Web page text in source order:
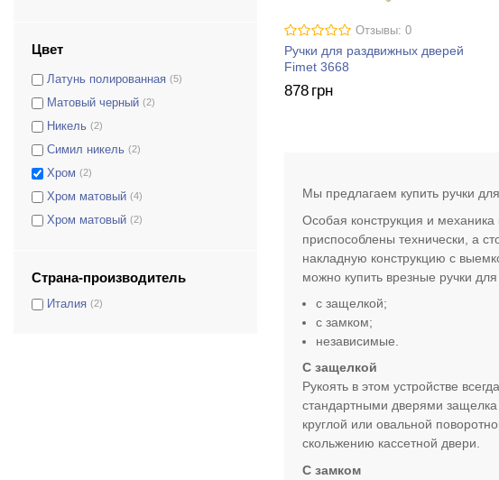
ЦветЛатунь матовая
Латунь полированная (5)
Матовый черный (2)
Никель (2)
Симил никель (2)
Хром (2)
Хром матовый (4)
Хром матовый (2)
Страна-производитель
Италия (2)
Отзывы: 0
Ручки для раздвижных дверей
Fimet 3668
878 грн
Мы предлагаем купить ручки
Особая конструкция и
приспособлены технически, а
накладную конструкцию с
можно купить врезные ручки
с защелкой;
с замком;
независимые.
С защелкой
Рукоять в этом устройстве
стандартными дверями
круглой или овальной
скольжению кассетной двери.
С замком